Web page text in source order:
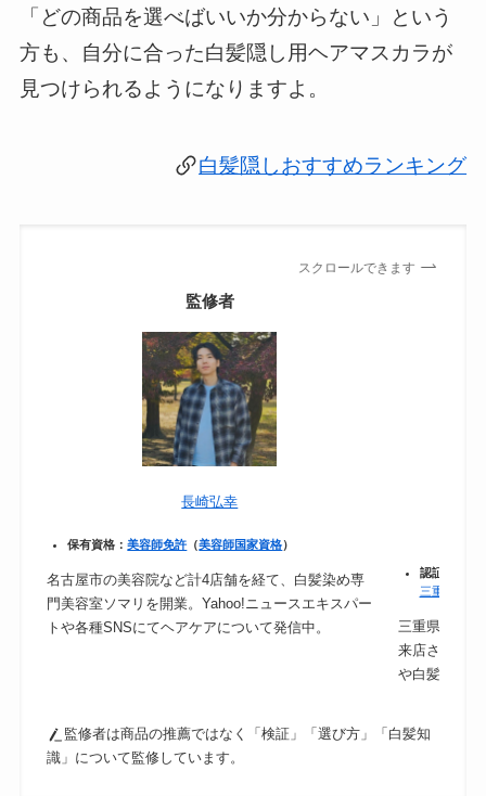
「どの商品を選べばいいか分からない」という
方も、自分に合った白髪隠し用ヘアマスカラが
見つけられるようになりますよ。
白髪隠しおすすめランキング
スクロールできます
監修者
長崎弘幸
保有資格：美容師免許 （美容師国家資格）
名古屋市の美容院など計4店舗を経て、白髪染め専
門美容室ソマリを開業。Yahoo!ニュースエキスパー
トや各種SNSにてヘアケアについて発信中。
認証：
三重県｜食
三重県津市
来店される
や白髪ケア
監修者は商品の推薦ではなく「検証」「選び方」「白髪知
識」について監修しています。